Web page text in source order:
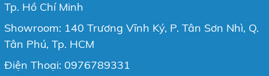
Tp. Hồ Chí Minh
Showroom: 140 Trương Vĩnh Ký, P. Tân Sơn Nhì, Q.
Tân Phú, Tp. HCM
Điện Thoại: 0976789331